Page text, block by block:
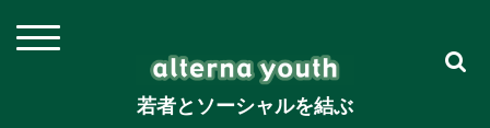
若者とソーシャルを結ぶ